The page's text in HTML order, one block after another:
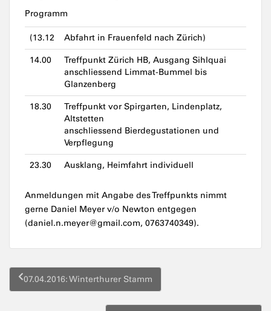
Programm
(13.12 Abfahrt in Frauenfeld nach Zürich)
14.00
Treffpunkt Zürich HB, Ausgang Sihlquai
anschliessend Limmat-Bummel bis
Glanzenberg
18.30
Treffpunkt vor Spirgarten, Lindenplatz,
Altstetten
anschliessend Bierdegustationen und
Verpflegung
23.30 Ausklang, Heimfahrt individuell
Anmeldungen mit Angabe des Treffpunkts nimmt
gerne Daniel Meyer v/o Newton entgegen
(daniel.n.meyer@gmail.com, 0763740349).
Beitragsnavigation
07.04.2016: Winterthurer Stamm